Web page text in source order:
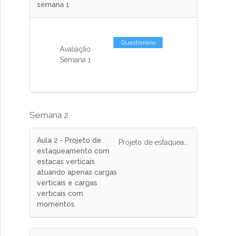
semana 1
Avaliação
Semana 1
Questionário
Semana 2
Aula 2 - Projeto de
estaqueamento com
estacas verticais
atuando apenas cargas
verticais e cargas
verticais com
momentos.